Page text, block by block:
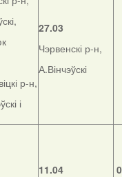
р-н,
і
27.03
Чэрвенскі р-н,
А.Вінчэўскі
11.04